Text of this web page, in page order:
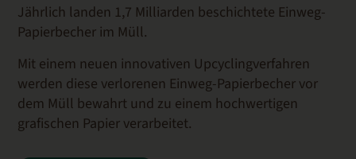
Jährlich landen 1,7 Milliarden beschichtete Einweg-
Papierbecher im Müll.
Mit einem neuen innovativen Upcyclingverfahren
werden diese verlorenen Einweg-Papierbecher vor
dem Müll bewahrt und zu einem hochwertigen
grafischen Papier verarbeitet.